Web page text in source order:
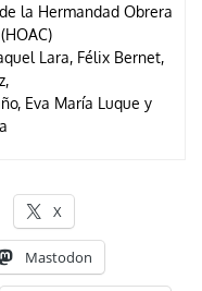
de la Hermandad Obrera
Lara, Félix Bernet,
Eva María Luque y
X
Mastodon